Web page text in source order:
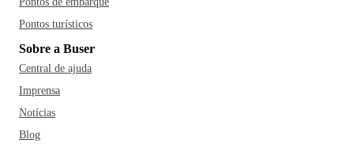
Pontos turísticos
Sobre a Buser
Central de ajuda
Imprensa
Notícias
Blog